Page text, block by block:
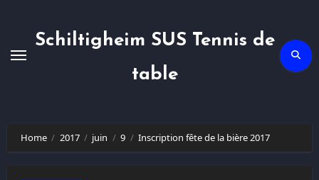
Schiltigheim SUS Tennis de
table
Home 2017 juin 9 Inscription fête de la bière 2017